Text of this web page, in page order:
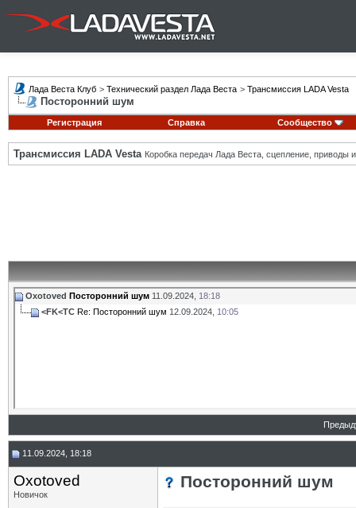
Лада Веста Клуб > Технический раздел Лада Веста > Трансмиссия LADA Vesta
Посторонний шум
Регистрация Справка Сообщество
Трансмиссия LADA Vesta Коробка передач Лада Веста, сцепление, приводы и
Oxotoved Посторонний шум 11.09.2024, 18:18
<FK<TC Re: Посторонний шум 12.09.2024, 10:05
11.09.2024, 18:18
Oxotoved
Новичок
Посторонний шум